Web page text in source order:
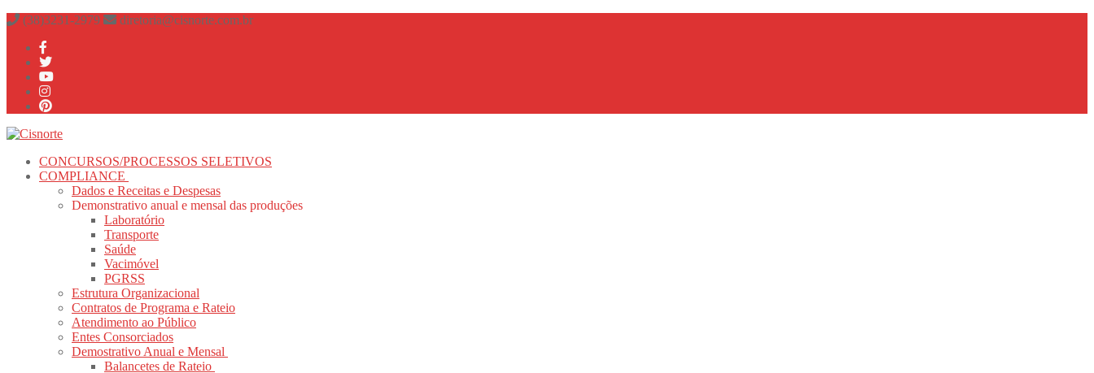
Pular
conteúdo
Menu
fechado
(38)3231-2979 diretoria@cisnorte.com.br
CONCURSOS/PROCESSOS SELETIVOS
COMPLIANCE
Dados e Receitas e Despesas
Demonstrativo anual e mensal das produções
Laboratório
Transporte
Saúde
Vacimóvel
PGRSS
Estrutura Organizacional
Contratos de Programa e Rateio
Atendimento ao Público
Entes Consorciados
Demostrativo Anual e Mensal
Balancetes de Rateio